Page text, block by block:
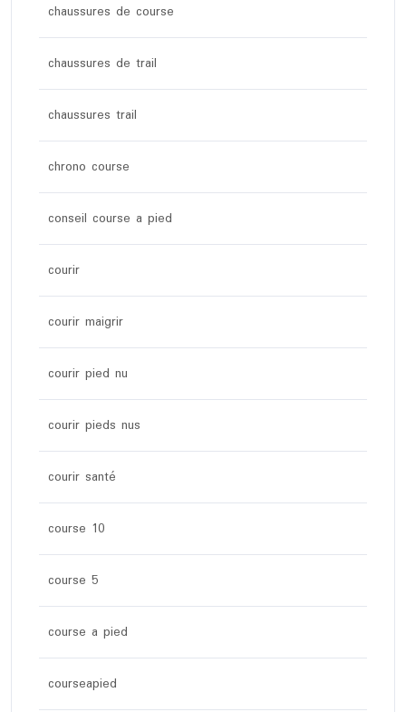
chaussures de course
chaussures de trail
chaussures trail
chrono course
conseil course a pied
courir
courir maigrir
courir pied nu
courir pieds nus
courir santé
course 10
course 5
course a pied
courseapied